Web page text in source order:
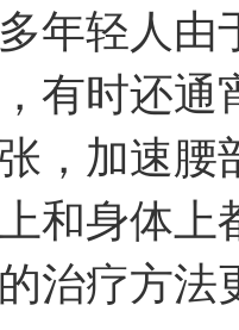
轻人由于
有时还通
，加速
和身体上
治疗方法